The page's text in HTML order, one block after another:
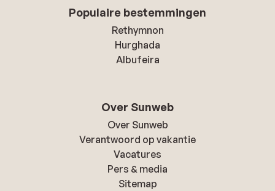
Populaire bestemmingen
Rethymnon
Hurghada
Albufeira
Over Sunweb
Over Sunweb
Verantwoord op vakantie
Vacatures
Pers & media
Sitemap